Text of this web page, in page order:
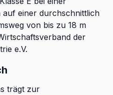
einer durchschnittlich
von bis zu 18 m
der
e.V.
trägt zur